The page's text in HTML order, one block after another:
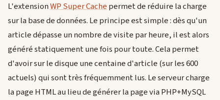
L'extensionWP Super Cachepermet de réduire la charge
sur la base de données. Le principe est simple : dès qu'un
article dépasse un nombre de visite par heure, il est alors
généré statiquement une fois pour toute. Cela permet
d'avoir sur le disque une centaine d'article (sur les 600
actuels) qui sont très fréquemment lus. Le serveur charge
la page HTML au lieu de générer la page via PHP+MySQL